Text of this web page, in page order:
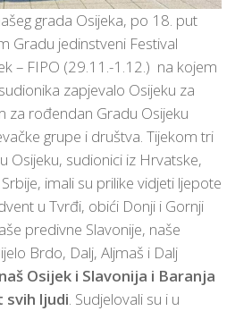
grada Osijeka, po 18. put
Gradu jedinstveni Festival
– FIPO (29.11.-1.12.) na kojem
zapjevalo Osijeku za
za rođendan Gradu Osijeku
grupe i društva. Tijekom tri
Osijeku, sudionici iz Hrvatske,
imali su prilike vidjeti ljepote
u Tvrđi, obići Donji i Gornji
predivne Slavonije, naše
Brdo, Dalj, Aljmaš i Dalj
naš Osijek i Slavonija i Baranja
svih ljudi. Sudjelovali su i u